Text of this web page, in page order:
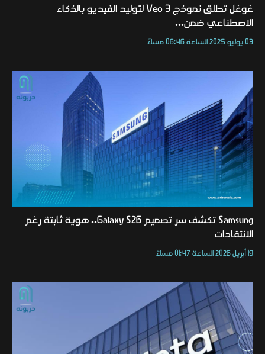
غوغل تطلق نموذج Veo 3 لتوليد الفيديو بالذكاء
الاصطناعي ضمن...
03 يوليو 2025 الساعة 06:46 مساءً
Samsung تكشف سر تصميم Galaxy S26.. هوية ثابتة رغم
الانتقادات
19 أبريل 2026 الساعة 01:47 مساءً